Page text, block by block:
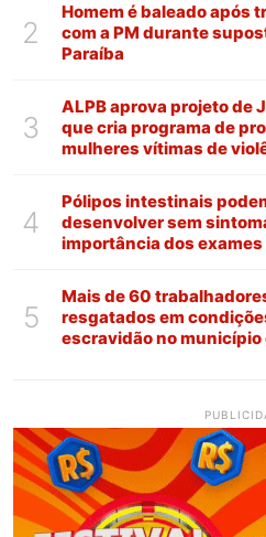
2
Homem é baleado após
com a PM durante
Paraíba
3
ALPB aprova projeto de
que cria programa de
mulheres vítimas de
4
Pólipos intestinais
desenvolver sem
importância dos
5
Mais de 60
resgatados em
escravidão no município